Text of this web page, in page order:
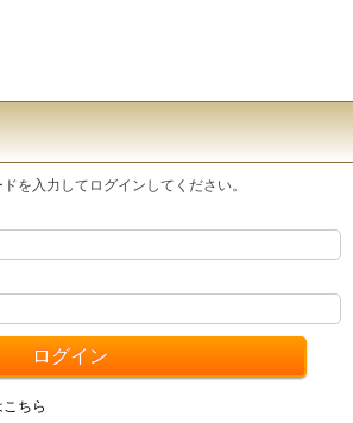
を入力してログインしてください。
ちら